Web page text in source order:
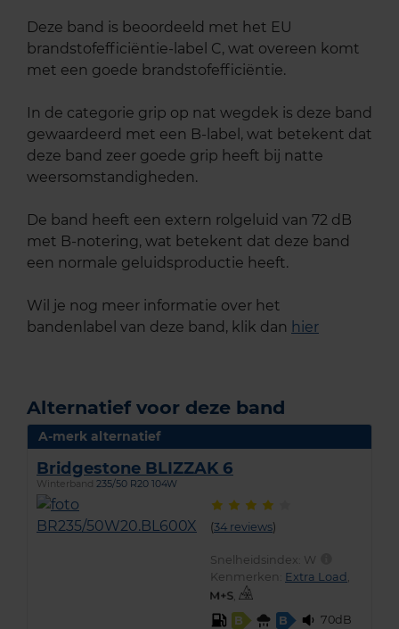
Deze band is beoordeeld met het EU
brandstofefficiëntie-label C, wat overeen komt
met een goede brandstofefficiëntie.
In de categorie grip op nat wegdek is deze band
gewaardeerd met een B-label, wat betekent dat
deze band zeer goede grip heeft bij natte
weersomstandigheden.
De band heeft een extern rolgeluid van 72 dB
met B-notering, wat betekent dat deze band
een normale geluidsproductie heeft.
Wil je nog meer informatie over het
bandenlabel van deze band, klik dan hier
Alternatief voor deze band
A-merk alternatief
Bridgestone BLIZZAK 6
Winterband 235/50 R20 104W
(34 reviews)
Snelheidsindex: W
Kenmerken: Extra Load ,
,
B
B 70dB